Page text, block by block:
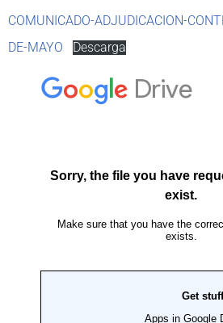
COMUNICADO-ADJUDICACION-
DE-MAYO
Descarga